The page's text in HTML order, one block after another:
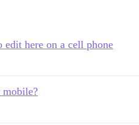
here on a cell phone
mobile?